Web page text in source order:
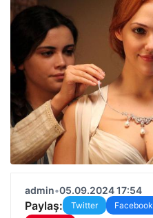
admin•05.09.2024 17:54
Paylaş: Twitter Facebook